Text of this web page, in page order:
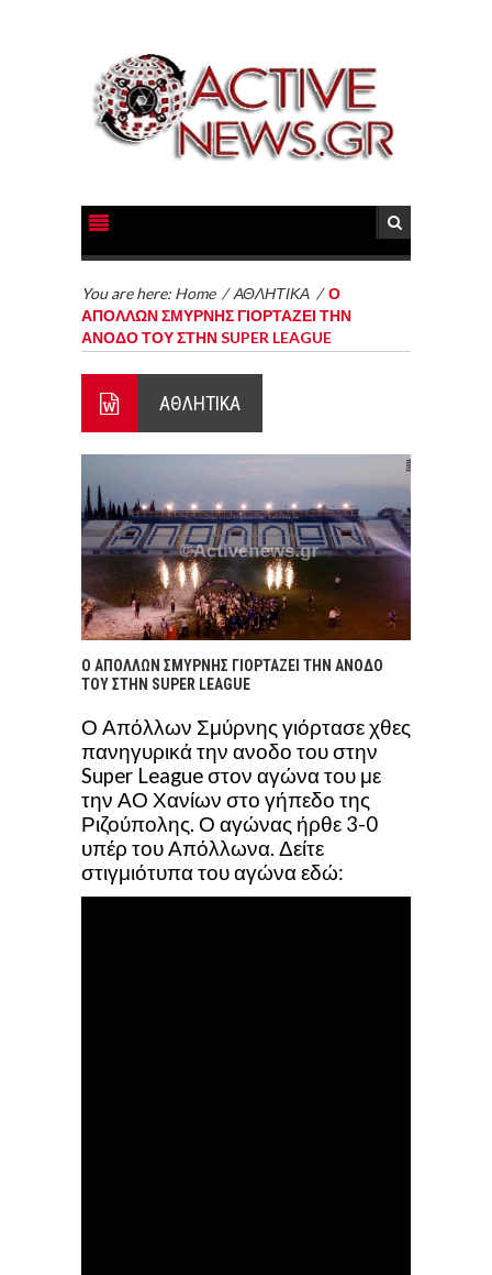
You are here: Home /ΑΘΛΗΤΙΚΑ /Ο
ΑΠΟΛΛΩΝ ΣΜΥΡΝΗΣ ΓΙΟΡΤΑΖΕΙ ΤΗΝ
ΑΝΟΔΟ ΤΟΥ ΣΤΗΝ SUPER LEAGUE
ΑΘΛΗΤΙΚΑ
Ο ΑΠΟΛΛΩΝ ΣΜΥΡΝΗΣ ΓΙΟΡΤΑΖΕΙ ΤΗΝ ΑΝΟΔΟ
ΤΟΥ ΣΤΗΝ SUPER LEAGUE
Ο Απόλλων Σμύρνης γιόρτασε χθες
πανηγυρικά την ανοδο του στην
Super League στον αγώνα του με
την ΑΟ Χανίων στο γήπεδο της
Ριζούπολης. Ο αγώνας ήρθε 3-0
υπέρ του Απόλλωνα. Δείτε
στιγμιότυπα του αγώνα εδώ: